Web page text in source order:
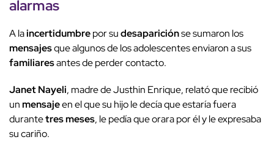
alarmas
A laincertidumbrepor sudesapariciónse sumaron los
mensajesque algunos de los adolescentes enviaron a sus
familiaresantes de perder contacto.
Janet Nayeli, madre de Justhin Enrique, relató que recibió
unmensajeen el que su hijo le decía que estaría fuera
durantetres meses, le pedía que orara por él y le expresaba
su cariño.